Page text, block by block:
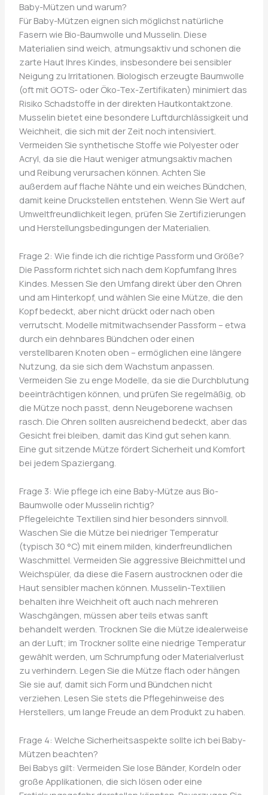
Baby-Mützen und warum?
Für Baby-Mützen eignen sich möglichst natürliche
Fasern wie Bio-Baumwolle und Musselin. Diese
Materialien sind weich, atmungsaktiv und schonen die
zarte Haut Ihres Kindes, insbesondere bei sensibler
Neigung zu Irritationen. Biologisch erzeugte Baumwolle
(oft mit GOTS- oder Öko-Tex-Zertifikaten) minimiert das
Risiko Schadstoffe in der direkten Hautkontaktzone.
Musselin bietet eine besondere Luftdurchlässigkeit und
Weichheit, die sich mit der Zeit noch intensiviert.
Vermeiden Sie synthetische Stoffe wie Polyester oder
Acryl, da sie die Haut weniger atmungsaktiv machen
und Reibung verursachen können. Achten Sie
außerdem auf flache Nähte und ein weiches Bündchen,
damit keine Druckstellen entstehen. Wenn Sie Wert auf
Umweltfreundlichkeit legen, prüfen Sie Zertifizierungen
und Herstellungsbedingungen der Materialien.
Frage 2: Wie finde ich die richtige Passform und Größe?
Die Passform richtet sich nach dem Kopfumfang Ihres
Kindes. Messen Sie den Umfang direkt über den Ohren
und am Hinterkopf, und wählen Sie eine Mütze, die den
Kopf bedeckt, aber nicht drückt oder nach oben
verrutscht. Modelle mitmitwachsender Passform – etwa
durch ein dehnbares Bündchen oder einen
verstellbaren Knoten oben – ermöglichen eine längere
Nutzung, da sie sich dem Wachstum anpassen.
Vermeiden Sie zu enge Modelle, da sie die Durchblutung
beeinträchtigen können, und prüfen Sie regelmäßig, ob
die Mütze noch passt, denn Neugeborene wachsen
rasch. Die Ohren sollten ausreichend bedeckt, aber das
Gesicht frei bleiben, damit das Kind gut sehen kann.
Eine gut sitzende Mütze fördert Sicherheit und Komfort
bei jedem Spaziergang.
Frage 3: Wie pflege ich eine Baby-Mütze aus Bio-
Baumwolle oder Musselin richtig?
Pflegeleichte Textilien sind hier besonders sinnvoll.
Waschen Sie die Mütze bei niedriger Temperatur
(typisch 30 °C) mit einem milden, kinderfreundlichen
Waschmittel. Vermeiden Sie aggressive Bleichmittel und
Weichspüler, da diese die Fasern austrocknen oder die
Haut sensibler machen können. Musselin-Textilien
behalten ihre Weichheit oft auch nach mehreren
Waschgängen, müssen aber teils etwas sanft
behandelt werden. Trocknen Sie die Mütze idealerweise
an der Luft; im Trockner sollte eine niedrige Temperatur
gewählt werden, um Schrumpfung oder Materialverlust
zu verhindern. Legen Sie die Mütze flach oder hängen
Sie sie auf, damit sich Form und Bündchen nicht
verziehen. Lesen Sie stets die Pflegehinweise des
Herstellers, um lange Freude an dem Produkt zu haben.
Frage 4: Welche Sicherheitsaspekte sollte ich bei Baby-
Mützen beachten?
Bei Babys gilt: Vermeiden Sie lose Bänder, Kordeln oder
große Applikationen, die sich lösen oder eine